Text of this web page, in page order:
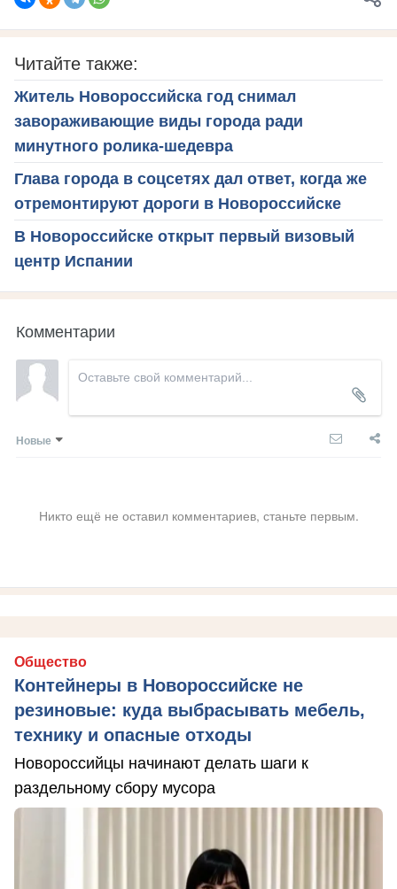
Читайте также:
Житель Новороссийска год снимал
завораживающие виды города ради
минутного ролика-шедевра
Глава города в соцсетях дал ответ, когда же
отремонтируют дороги в Новороссийске
В Новороссийске открыт первый визовый
центр Испании
Комментарии
Новые
Никто ещё не оставил комментариев, станьте первым.
Общество
Контейнеры в Новороссийске не
резиновые: куда выбрасывать мебель,
технику и опасные отходы
Новороссийцы начинают делать шаги к
раздельному сбору мусора